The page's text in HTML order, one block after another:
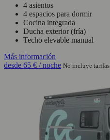
4 asientos
4 espacios para dormir
Cocina integrada
Ducha exterior (fría)
Techo elevable manual
Más información
desde 65 € / noche No incluye tarifas